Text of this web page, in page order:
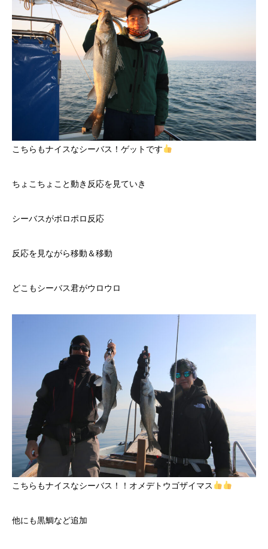
こちらもナイスなシーバス！ゲットです
ちょこちょこと動き反応を見ていき
シーバスがポロポロ反応
反応を見ながら移動＆移動
どこもシーバス君がウロウロ
こちらもナイスなシーバス！！オメデトウゴザイマス
他にも黒鯛など追加